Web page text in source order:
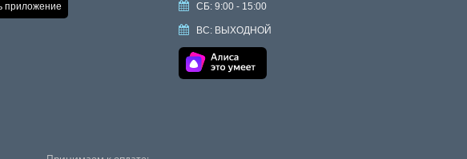
приложение СБ: 9:00 - 15:00
ВС: ВЫХОДНОЙ